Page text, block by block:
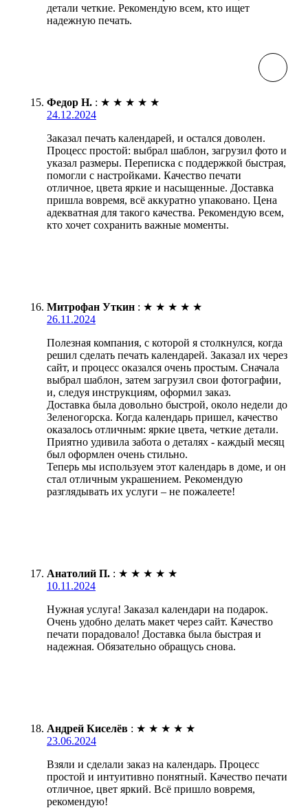
детали четкие. Рекомендую всем, кто ищет
надежную печать.
Федор Н. : ★ ★ ★ ★ ★
24.12.2024
Заказал печать календарей, и остался доволен.
Процесс простой: выбрал шаблон, загрузил фото и
указал размеры. Переписка с поддержкой быстрая,
помогли с настройками. Качество печати
отличное, цвета яркие и насыщенные. Доставка
пришла вовремя, всё аккуратно упаковано. Цена
адекватная для такого качества. Рекомендую всем,
кто хочет сохранить важные моменты.
Митрофан Уткин : ★ ★ ★ ★ ★
26.11.2024
Полезная компания, с которой я столкнулся, когда
решил сделать печать календарей. Заказал их через
сайт, и процесс оказался очень простым. Сначала
выбрал шаблон, затем загрузил свои фотографии,
и, следуя инструкциям, оформил заказ.
Доставка была довольно быстрой, около недели до
Зеленогорска. Когда календарь пришел, качество
оказалось отличным: яркие цвета, четкие детали.
Приятно удивила забота о деталях - каждый месяц
был оформлен очень стильно.
Теперь мы используем этот календарь в доме, и он
стал отличным украшением. Рекомендую
разглядывать их услуги – не пожалеете!
Анатолий П. : ★ ★ ★ ★ ★
10.11.2024
Нужная услуга! Заказал календари на подарок.
Очень удобно делать макет через сайт. Качество
печати порадовало! Доставка была быстрая и
надежная. Обязательно обращусь снова.
Андрей Киселёв : ★ ★ ★ ★ ★
23.06.2024
Взяли и сделали заказ на календарь. Процесс
простой и интуитивно понятный. Качество печати
отличное, цвет яркий. Всё пришло вовремя,
рекомендую!